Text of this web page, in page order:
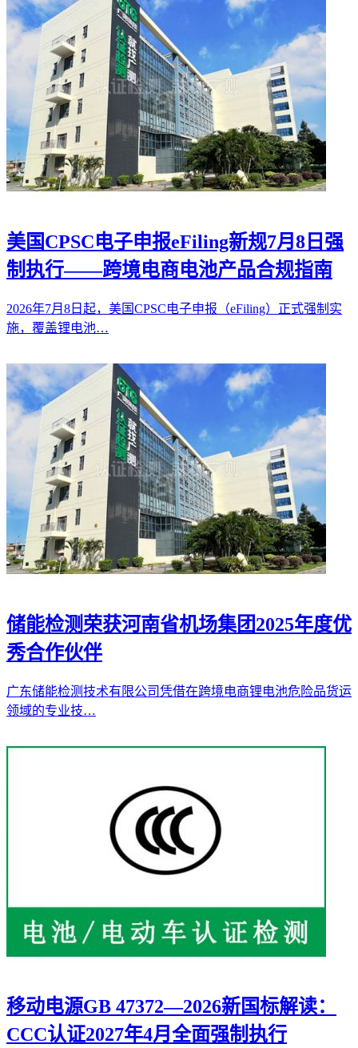
美国CPSC电子申报eFiling新规7月8日强
制执行——跨境电商电池产品合规指南
2026年7月8日起，美国CPSC电子申报（eFiling）正式强制实
施，覆盖锂电池…
储能检测荣获河南省机场集团2025年度优
秀合作伙伴
广东储能检测技术有限公司凭借在跨境电商锂电池危险品货运
领域的专业技…
移动电源GB 47372—2026新国标解读：
CCC认证2027年4月全面强制执行